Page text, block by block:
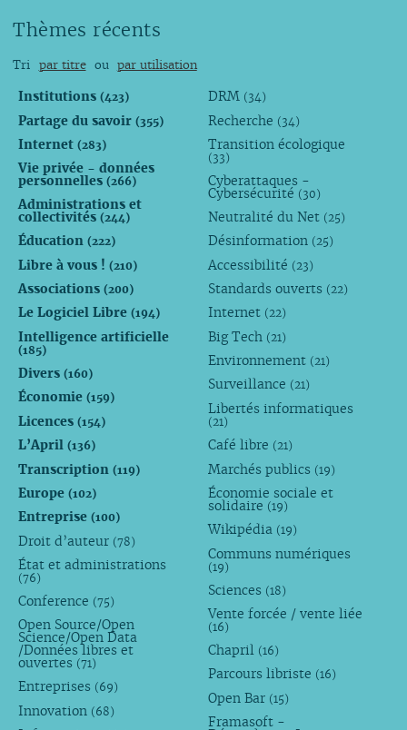
Thèmes récents
Tri par titre ou par utilisation
Institutions (423)
Partage du savoir (355)
Internet (283)
Vie privée - données
personnelles (266)
Administrations et
collectivités (244)
Éducation (222)
Libre à vous ! (210)
Associations (200)
Le Logiciel Libre (194)
Intelligence artificielle
(185)
Divers (160)
Économie (159)
Licences (154)
L’April (136)
Transcription (119)
Europe (102)
Entreprise (100)
Droit d’auteur (78)
État et administrations
(76)
Conference (75)
Open Source/Open
Science/Open Data
/Données libres et
ouvertes (71)
Entreprises (69)
Innovation (68)
DRM (34)
Recherche (34)
Transition écologique
(33)
Cyberattaques -
Cybersécurité (30)
Neutralité du Net (25)
Désinformation (25)
Accessibilité (23)
Standards ouverts (22)
Internet (22)
Big Tech (21)
Environnement (21)
Surveillance (21)
Libertés informatiques
(21)
Café libre (21)
Marchés publics (19)
Économie sociale et
solidaire (19)
Wikipédia (19)
Communs numériques
(19)
Sciences (18)
Vente forcée / vente liée
(16)
Chapril (16)
Parcours libriste (16)
Open Bar (15)
Framasoft -